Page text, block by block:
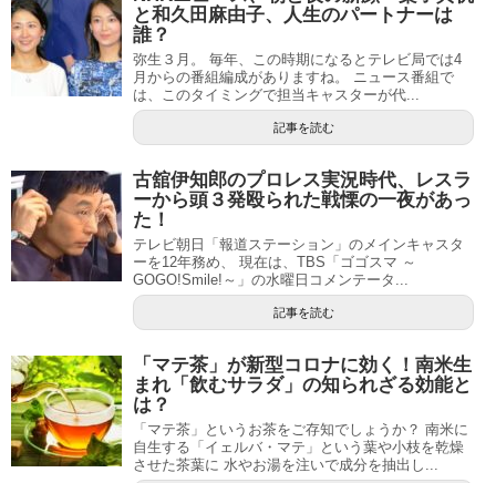
と和久田麻由子、人生のパートナーは
誰？
弥生３月。 毎年、この時期になるとテレビ局では4
月からの番組編成がありますね。 ニュース番組で
は、このタイミングで担当キャスターが代...
記事を読む
古舘伊知郎のプロレス実況時代、レスラ
ーから頭３発殴られた戦慄の一夜があっ
た！
テレビ朝日「報道ステーション」のメインキャスタ
ーを12年務め、 現在は、TBS「ゴゴスマ ～
GOGO!Smile!～」の水曜日コメンテータ...
記事を読む
「マテ茶」が新型コロナに効く！南米生
まれ「飲むサラダ」の知られざる効能と
は？
「マテ茶」というお茶をご存知でしょうか？ 南米に
自生する「イェルバ・マテ」という葉や小枝を乾燥
させた茶葉に 水やお湯を注いで成分を抽出し...